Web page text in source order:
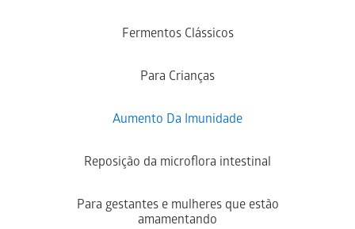
Fermentos Clássicos
Para Crianças
Aumento Da Imunidade
Reposição da microflora intestinal
Para gestantes e mulheres que estão
amamentando